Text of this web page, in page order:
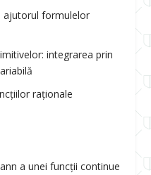
ajutorul formulelor
integrarea prin
raționale
a unei funcții continue